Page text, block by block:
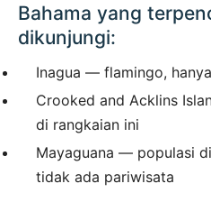
Bahama yang
dikunjungi:
Inagua — flamingo,
Crooked and Acklins
di rangkaian ini
Mayaguana — populasi
tidak ada pariwisata